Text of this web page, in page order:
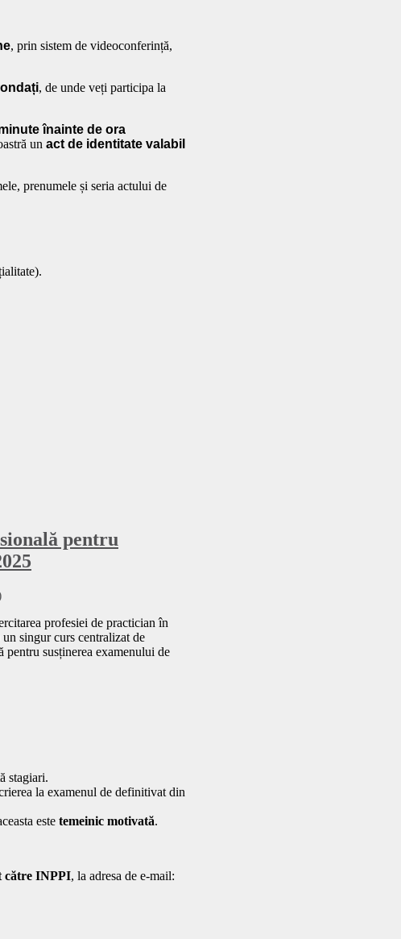
, prin sistem de videoconferință,
, de unde veți participa la
înainte de ora
un act de identitate valabil
prenumele și seria actului de
pentru
profesiei de practician în
singur curs centralizat de
pentru susținerea examenului de
stagiari.
la examenul de definitivat din
este temeinic motivată.
către INPPI, la adresa de e-mail: